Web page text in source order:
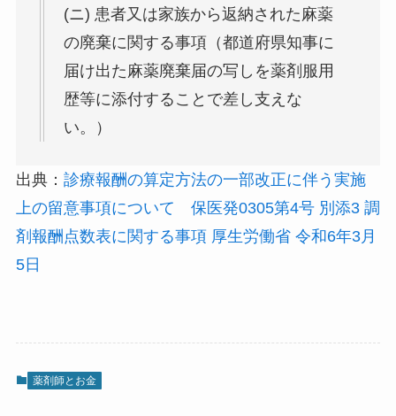
(ニ) 患者又は家族から返納された麻薬
の廃棄に関する事項（都道府県知事に
届け出た麻薬廃棄届の写しを薬剤服用
歴等に添付することで差し支えな
い。）
出典： 診療報酬の算定方法の一部改正に伴う実施
上の留意事項について 保医発0305第4号 別添3 調
剤報酬点数表に関する事項 厚生労働省 令和6年3月
5日
薬剤師とお金